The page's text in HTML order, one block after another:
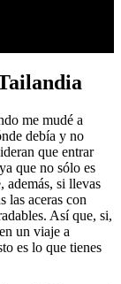
me mudé a
debía y no
que entrar
que no sólo es
además, si llevas
las aceras con
Así que, si,
un viaje a
es lo que tienes